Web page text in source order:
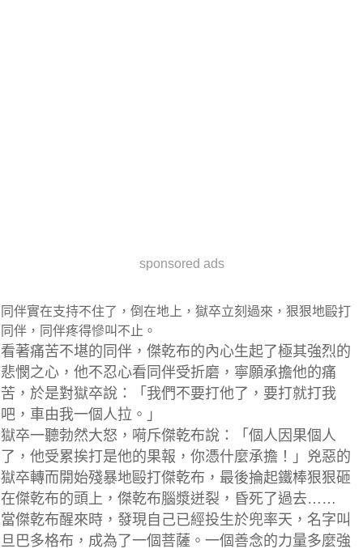
sponsored ads
同伴實在支持不住了，倒在地上，獄卒立刻過來，狠狠地毆打
同伴，同伴疼得慘叫不止。
看著痛苦不堪的同伴，傑乾布的內心生起了極其強烈的
悲憫之心，他不忍心看同伴受折磨，寧願承擔他的痛
苦，於是對獄卒說：「我們不要打他了，要打就打我
吧，車由我一個人拉。」
獄卒一聽勃然大怒，嗬斥傑乾布說：「個人因果個人
了，他受累挨打是他的果報，你憑什麼承擔！」兇惡的
獄卒轉而開始殘暴地毆打傑乾布，最後掄起鐵棒狠狠砸
在傑乾布的頭上，傑乾布腦漿迸裂，昏死了過去……
當傑乾布醒來時，發現自己已經投生於兜率天，名字叫
旦巴多格布，成為了一個菩薩。一個善念的力量多麼強